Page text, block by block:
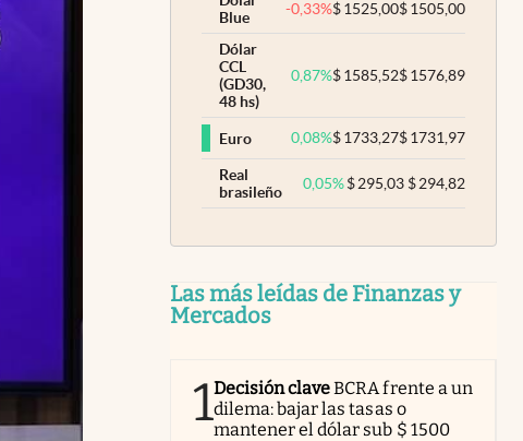
Blue
-0,33%$1525,00$1505,00
Dólar
CCL
(GD30,
48 hs)
0,87%$1585,52$1576,89
Euro 0,08%$1733,27$1731,97
Real
brasileño
0,05% $295,03 $294,82
Las más leídas de Finanzas y
Mercados
1Decisión claveBCRA frente a un
dilema: bajar las tasas o
mantener el dólar sub $ 1500